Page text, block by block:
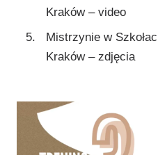
Kraków – video
Mistrzynie w
Kraków – zdjęcia